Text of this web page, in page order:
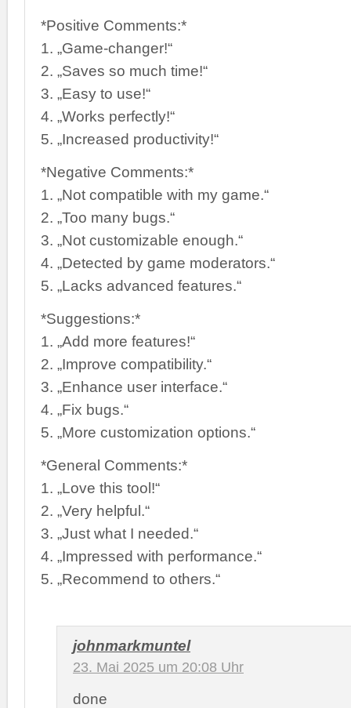
*Positive Comments:*
1. „Game-changer!“
2. „Saves so much time!“
3. „Easy to use!“
4. „Works perfectly!“
5. „Increased productivity!“
*Negative Comments:*
1. „Not compatible with my game.“
2. „Too many bugs.“
3. „Not customizable enough.“
4. „Detected by game moderators.“
5. „Lacks advanced features.“
*Suggestions:*
1. „Add more features!“
2. „Improve compatibility.“
3. „Enhance user interface.“
4. „Fix bugs.“
5. „More customization options.“
*General Comments:*
1. „Love this tool!“
2. „Very helpful.“
3. „Just what I needed.“
4. „Impressed with performance.“
5. „Recommend to others.“
johnmarkmuntel
23. Mai 2025 um 20:08 Uhr
done